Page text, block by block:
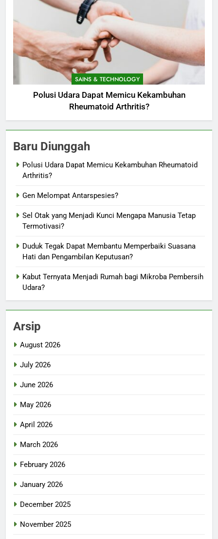
SAINS & TECHNOLOGY
Polusi Udara Dapat Memicu Kekambuhan
Rheumatoid Arthritis?
Baru Diunggah
Polusi Udara Dapat Memicu Kekambuhan Rheumatoid
Arthritis?
Gen Melompat Antarspesies?
Sel Otak yang Menjadi Kunci Mengapa Manusia Tetap
Termotivasi?
Duduk Tegak Dapat Membantu Memperbaiki Suasana
Hati dan Pengambilan Keputusan?
Kabut Ternyata Menjadi Rumah bagi Mikroba Pembersih
Udara?
Arsip
August 2026
July 2026
June 2026
May 2026
April 2026
March 2026
February 2026
January 2026
December 2025
November 2025